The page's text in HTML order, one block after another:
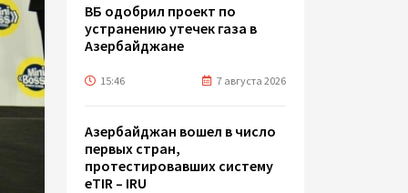
ВБ одобрил проект по
устранению утечек газа в
Азербайджане
15:46 7 августа 2026
Азербайджан вошел в число
первых стран,
протестировавших систему
eTIR – IRU